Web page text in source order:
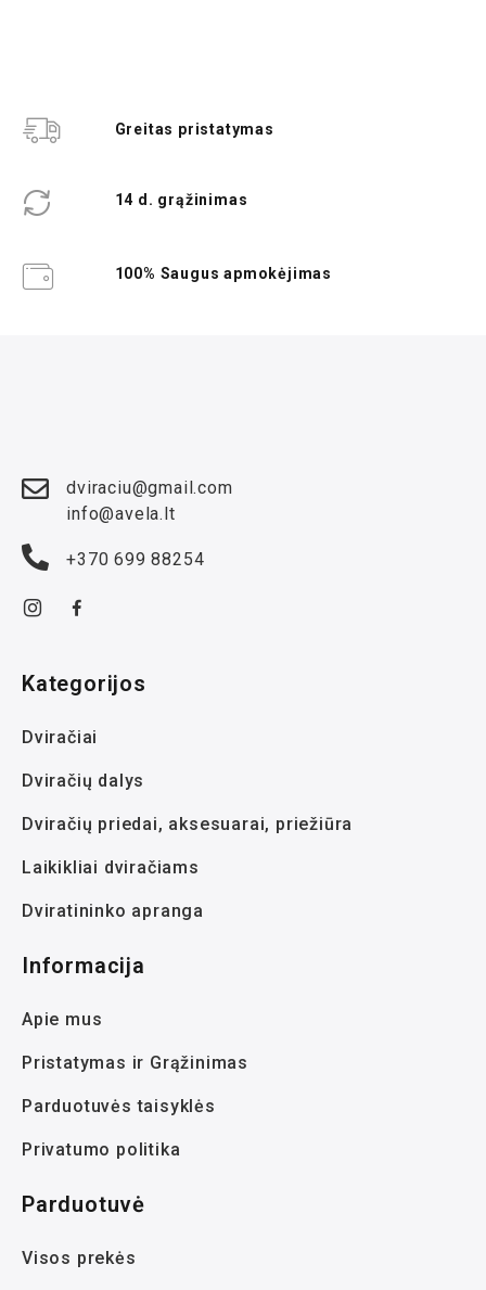
Greitas pristatymas
14 d. grąžinimas
100% Saugus apmokėjimas
dviraciu@gmail.com
info@avela.lt
+370 699 88254
Kategorijos
Dviračiai
Dviračių dalys
Dviračių priedai, aksesuarai, priežiūra
Laikikliai dviračiams
Dviratininko apranga
Informacija
Apie mus
Pristatymas ir Grąžinimas
Parduotuvės taisyklės
Privatumo politika
Parduotuvė
Visos prekės